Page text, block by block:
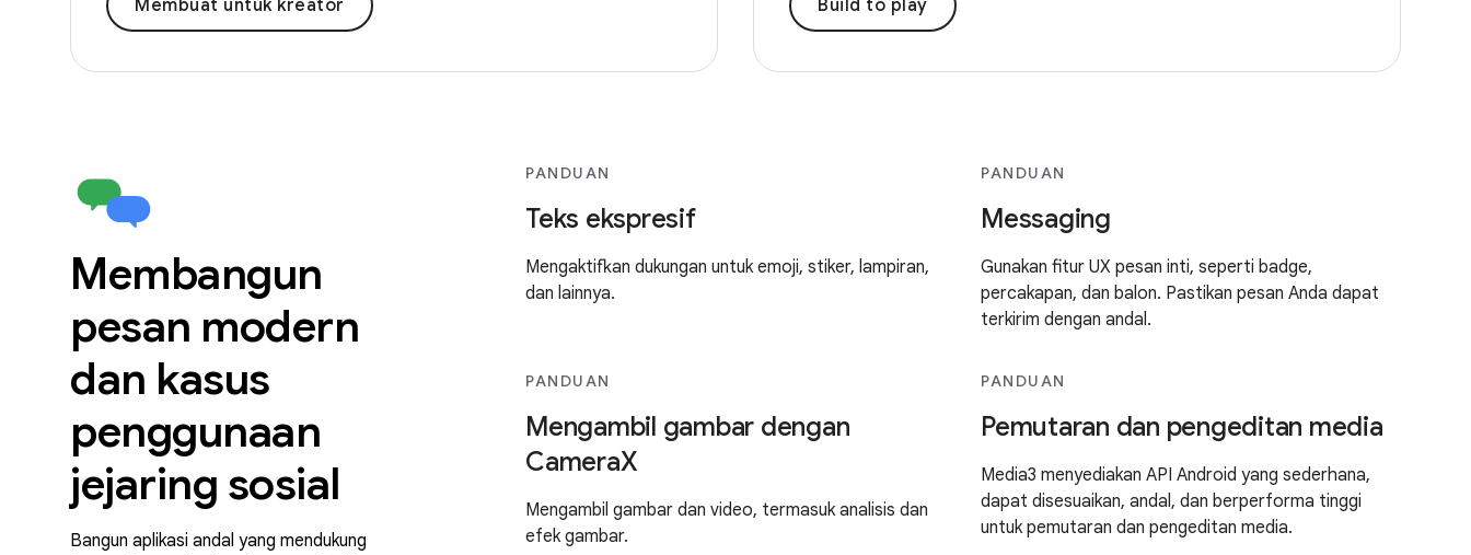
Membuat untuk kreator Build to play
Membangun
pesan modern
dan kasus
penggunaan
jejaring sosial
Bangun aplikasi andal yang mendukung
PANDUAN
Teks ekspresif
Mengaktifkan dukungan untuk emoji, stiker, lampiran,
dan lainnya.
PANDUAN
Messaging
Gunakan fitur UX pesan inti, seperti badge,
percakapan, dan balon. Pastikan pesan Anda dapat
terkirim dengan andal.
PANDUAN
Mengambil gambar dengan
CameraX
Mengambil gambar dan video, termasuk analisis dan
efek gambar.
PANDUAN
Pemutaran dan pengeditan media
Media3 menyediakan API Android yang sederhana,
dapat disesuaikan, andal, dan berperforma tinggi
untuk pemutaran dan pengeditan media.